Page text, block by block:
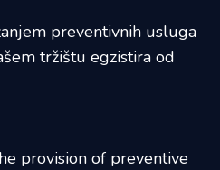
preventivnih usluga
tržištu egzistira od
provision of preventive